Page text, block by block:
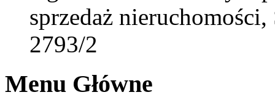
sprzedaż
2793/2
Menu Główne